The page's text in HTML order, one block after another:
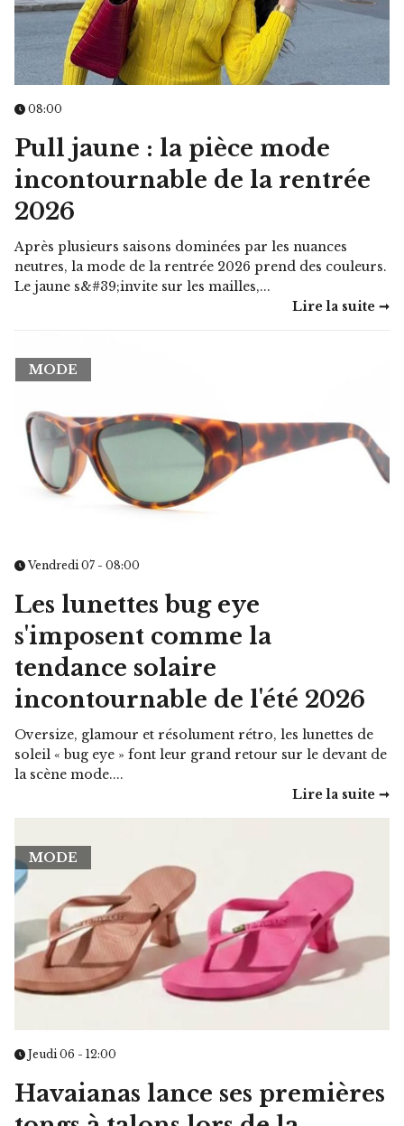
08:00
Pull jaune : la pièce mode
incontournable de la rentrée
2026
Après plusieurs saisons dominées par les nuances
neutres, la mode de la rentrée 2026 prend des couleurs.
Le jaune s&#39;invite sur les mailles,...
Lire la suite ➞
MODE
Vendredi 07 - 08:00
Les lunettes bug eye
s'imposent comme la
tendance solaire
incontournable de l'été 2026
Oversize, glamour et résolument rétro, les lunettes de
soleil « bug eye » font leur grand retour sur le devant de
la scène mode....
Lire la suite ➞
MODE
Jeudi 06 - 12:00
Havaianas lance ses premières